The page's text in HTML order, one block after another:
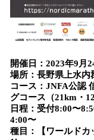
開催日：2023年9月
場所：長野県上水内
コース：JNFA公認
グコース（21km・
日程：受付8:00〜
4:00〜
種目：【ワールドカ